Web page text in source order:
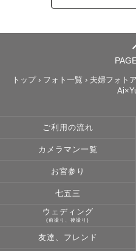
トップ › フォト一覧 › 夫婦フォト
ご利用の流れ
カメラマン一覧
お宮参り
七五三
ウェディング
(前撮り、後撮り)
友達、フレンド